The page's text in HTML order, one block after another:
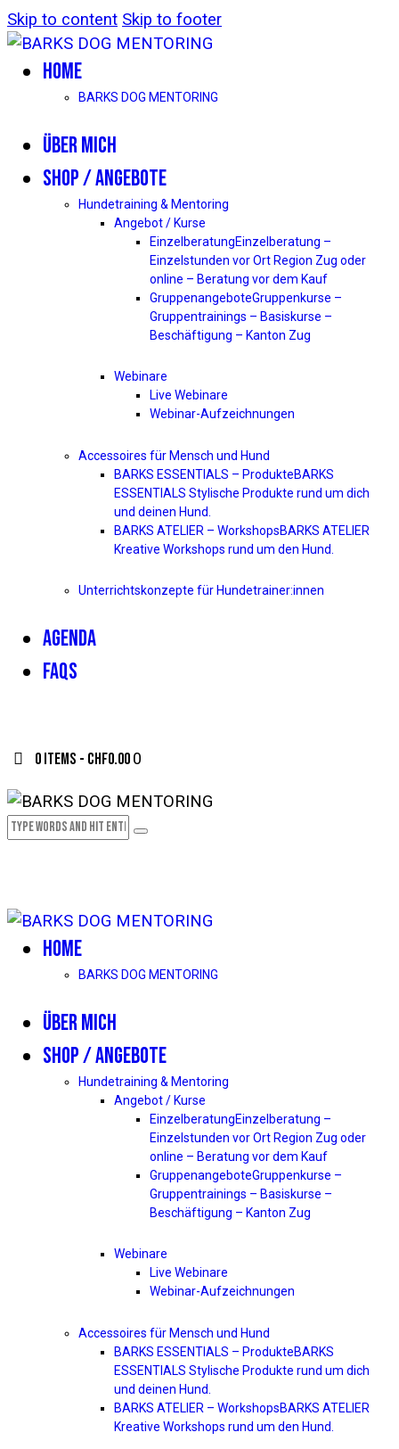
Skip to content Skip to footer
HOME
BARKS DOG MENTORING
ÜBER MICH
SHOP / ANGEBOTE
Hundetraining & Mentoring
Angebot / Kurse
EinzelberatungEinzelberatung –
Einzelstunden vor Ort Region Zug oder
online – Beratung vor dem Kauf
GruppenangeboteGruppenkurse –
Gruppentrainings – Basiskurse –
Beschäftigung – Kanton Zug
Webinare
Live Webinare
Webinar-Aufzeichnungen
Accessoires für Mensch und Hund
BARKS ESSENTIALS – ProdukteBARKS
ESSENTIALS Stylische Produkte rund um dich
und deinen Hund.
BARKS ATELIER – WorkshopsBARKS ATELIER
Kreative Workshops rund um den Hund.
Unterrichtskonzepte für Hundetrainer:innen
AGENDA
FAQS
0 items - CHF0.00 0
HOME
BARKS DOG MENTORING
ÜBER MICH
SHOP / ANGEBOTE
Hundetraining & Mentoring
Angebot / Kurse
EinzelberatungEinzelberatung –
Einzelstunden vor Ort Region Zug oder
online – Beratung vor dem Kauf
GruppenangeboteGruppenkurse –
Gruppentrainings – Basiskurse –
Beschäftigung – Kanton Zug
Webinare
Live Webinare
Webinar-Aufzeichnungen
Accessoires für Mensch und Hund
BARKS ESSENTIALS – ProdukteBARKS
ESSENTIALS Stylische Produkte rund um dich
und deinen Hund.
BARKS ATELIER – WorkshopsBARKS ATELIER
Kreative Workshops rund um den Hund.